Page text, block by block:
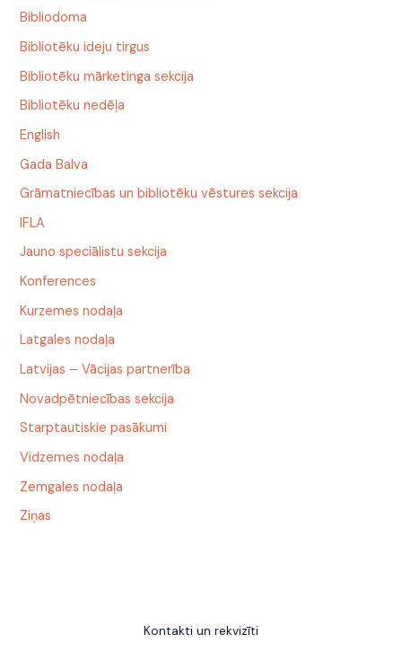
Bibliodoma
Bibliotēku ideju tirgus
Bibliotēku mārketinga sekcija
Bibliotēku nedēļa
English
Gada Balva
Grāmatniecības un bibliotēku vēstures sekcija
IFLA
Jauno speciālistu sekcija
Konferences
Kurzemes nodaļa
Latgales nodaļa
Latvijas – Vācijas partnerība
Novadpētniecības sekcija
Starptautiskie pasākumi
Vidzemes nodaļa
Zemgales nodaļa
Ziņas
Kontakti un rekvizīti